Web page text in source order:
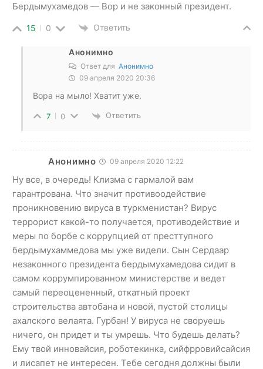
Бердымухамедов — Вор и не законный президент.
15 0 Ответить
Анонимно
Ответ для Анонимно
09 апреля 2020 20:36
Вора на мыло! Хватит уже.
7 0 Ответить
Анонимно 09 апреля 2020 12:22
Ну все, в очередь! Клизма с гармалой вам
гарантрована. Что значит противоодействие
проникновению вируса в туркменистан? Вирус
террорист какой-то получается, противодействие и
меры по борбе с коррупцией от престтупного
бердымухаммедова мы уже видели. Сын Сердаар
незаконного президента бердымухамедова сидит в
самом коррумпированном министерстве и ведет
самый переоцененный, откатный проект
строительства автобана и новой, пустой столицы
ахалского велаята. Гурбан! У вируса не своруешь
ничего, он придет и ты умрешь. Что будешь делать?
Ему твой инновайсия, роботекинка, сийфрровийсайсия
и лисапет не интересен. Тебе сегодня должны были